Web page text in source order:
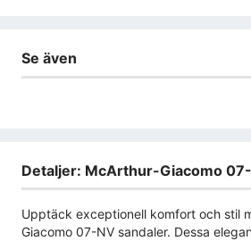
Se även
Detaljer: McArthur-Giacomo
Upptäck exceptionell komfort och stil
Giacomo 07-NV sandaler. Dessa